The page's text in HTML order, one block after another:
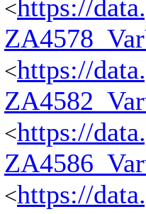
<https://
<https://
<https://
<https://